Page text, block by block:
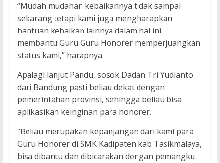
“Mudah mudahan kebaikannya tidak sampai
sekarang tetapi kami juga mengharapkan
bantuan kebaikan lainnya dalam hal ini
membantu Guru Guru Honorer memperjuangkan
status kami,” harapnya.
Apalagi lanjut Pandu, sosok Dadan Tri Yudianto
dari Bandung pasti beliau dekat dengan
pemerintahan provinsi, sehingga beliau bisa
aplikasikan keinginan para honorer.
“Beliau merupakan kepanjangan dari kami para
Guru Honorer di SMK Kadipaten kab Tasikmalaya,
bisa dibantu dan dibicarakan dengan pemangku